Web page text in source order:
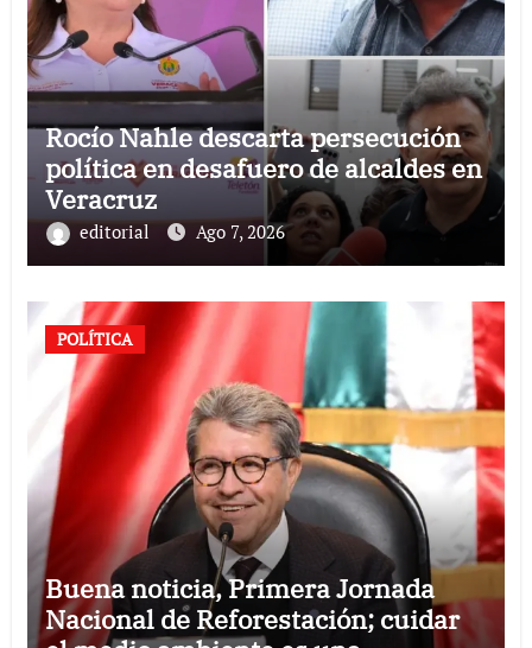
Rocío Nahle descarta persecución
política en desafuero de alcaldes en
Veracruz
editorial Ago 7, 2026
POLÍTICA
Buena noticia, Primera Jornada
Nacional de Reforestación; cuidar